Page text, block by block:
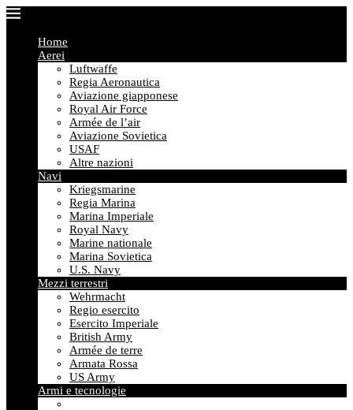
Home
Aerei
Luftwaffe
Regia Aeronautica
Aviazione giapponese
Royal Air Force
Armée de l’air
Aviazione Sovietica
USAF
Altre nazioni
Navi
Kriegsmarine
Regia Marina
Marina Imperiale
Royal Navy
Marine nationale
Marina Sovietica
U.S. Navy
Mezzi terrestri
Wehrmacht
Regio esercito
Esercito Imperiale
British Army
Armée de terre
Armata Rossa
US Army
Armi e tecnologie